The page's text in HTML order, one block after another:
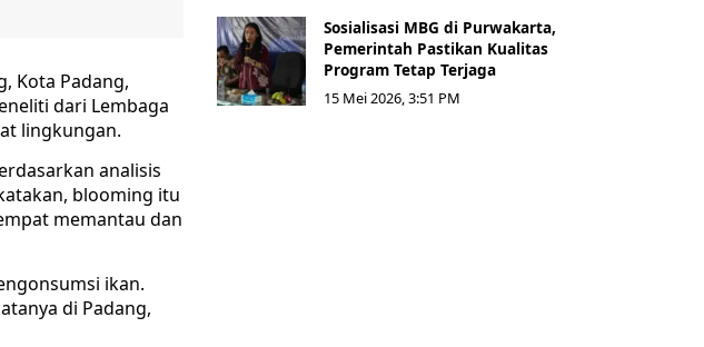
Kota Padang,
dari Lembaga
lingkungan.
analisis
blooming itu
memantau dan
ikan.
di Padang,
Sosialisasi MBG di Purwakarta,
Pemerintah Pastikan Kualitas
Program Tetap Terjaga
15 Mei 2026, 3:51 PM